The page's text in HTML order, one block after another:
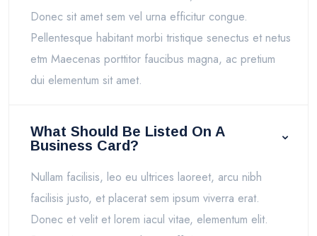
Donec sit amet sem vel urna efficitur congue.
Pellentesque habitant morbi tristique senectus et netus
etm Maecenas porttitor faucibus magna, ac pretium
dui elementum sit amet.
What Should Be Listed On A
Business Card?
Nullam facilisis, leo eu ultrices laoreet, arcu nibh
facilisis justo, et placerat sem ipsum viverra erat.
Donec et velit et lorem iacul vitae, elementum elit.